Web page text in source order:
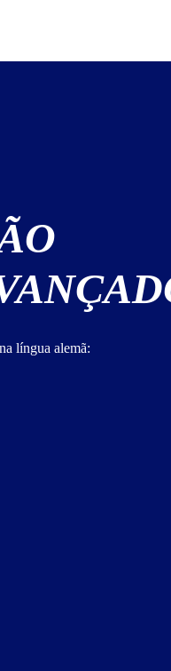
língua alemã: